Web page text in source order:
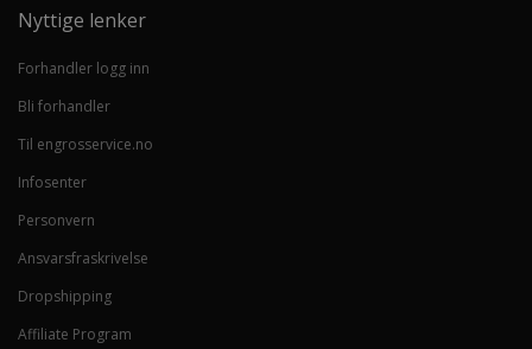
Nyttige lenker
Forhandler logg inn
Bli forhandler
Til engrosservice.no
Infosenter
Personvern
Ansvarsfraskrivelse
Dropshipping
Affiliate Program